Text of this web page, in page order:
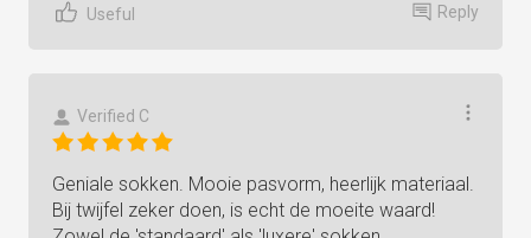
Useful Reply
Verified C
Geniale sokken. Mooie pasvorm, heerlijk materiaal.
Bij twijfel zeker doen, is echt de moeite waard!